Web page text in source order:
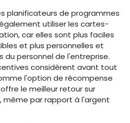
planificateurs de programmes
utiliser les cartes-
car elles sont plus faciles
et plus personnelles et
du personnel de l'entreprise.
considèrent avant tout
l'option de récompense
le meilleur retour sur
même par rapport à l'argent